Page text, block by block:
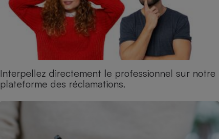
Interpellez directement le professionnel sur notre
plateforme des réclamations.
Cafetière à expressos